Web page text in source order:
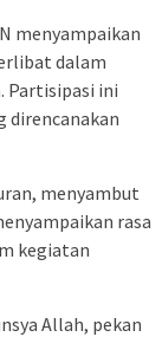
menyampaikan
dalam
Partisipasi ini
direncanakan
menyambut
rasa
kegiatan
Allah, pekan